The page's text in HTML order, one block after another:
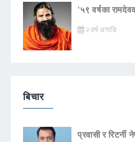
‘५९ वर्षका
२ वर्ष अगाडि
बिचार
प्रवासी र रिटर्नी